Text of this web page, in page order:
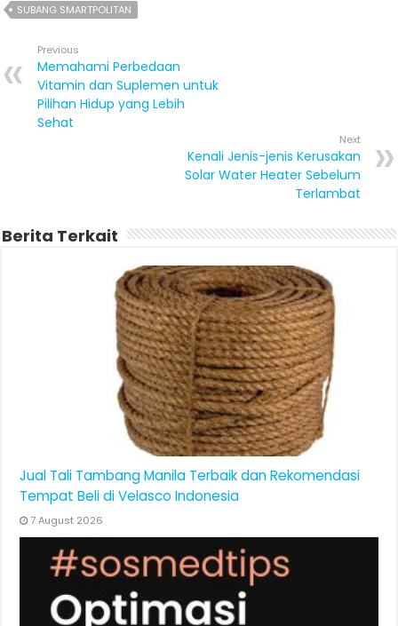
SUBANG SMARTPOLITAN
Previous
Memahami Perbedaan
Vitamin dan Suplemen untuk
Pilihan Hidup yang Lebih
Sehat
Next
Kenali Jenis-jenis Kerusakan
Solar Water Heater Sebelum
Terlambat
Berita Terkait
Jual Tali Tambang Manila Terbaik dan Rekomendasi
Tempat Beli di Velasco Indonesia
7 August 2026